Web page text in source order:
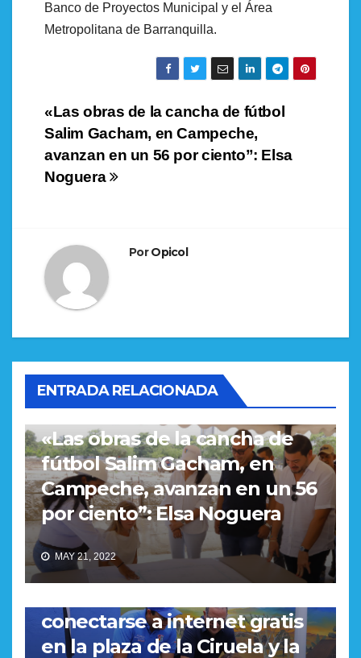
Banco de Proyectos Municipal y el Área
Metropolitana de Barranquilla.
Navegación
de
entradas
«Las obras de la cancha de fútbol
Salim Gacham, en Campeche,
avanzan en un 56 por ciento”: Elsa
Noguera
PorOpicol
ENTRADA RELACIONADA
«Las obras de la cancha de
fútbol Salim Gacham, en
Campeche, avanzan en un 56
por ciento”: Elsa Noguera
MAY 21, 2022
REGIONAL
“La gente de Campeche y
conectarse a internet gratis
en la plaza de la Ciruela y la